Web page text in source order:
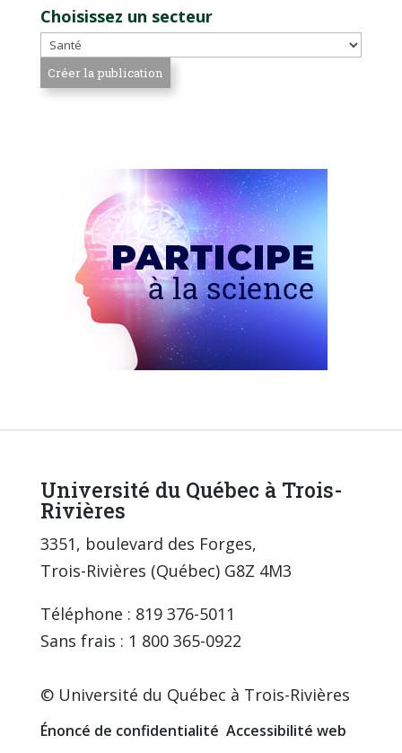
Choisissez un secteur
Université du Québec à Trois-
Rivières
3351, boulevard des Forges,
Trois-Rivières (Québec) G8Z 4M3
Téléphone : 819 376-5011
Sans frais : 1 800 365-0922
© Université du Québec à Trois-Rivières
Énoncé de confidentialité Accessibilité web